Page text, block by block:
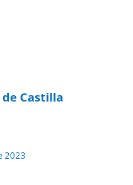
Castilla
2023